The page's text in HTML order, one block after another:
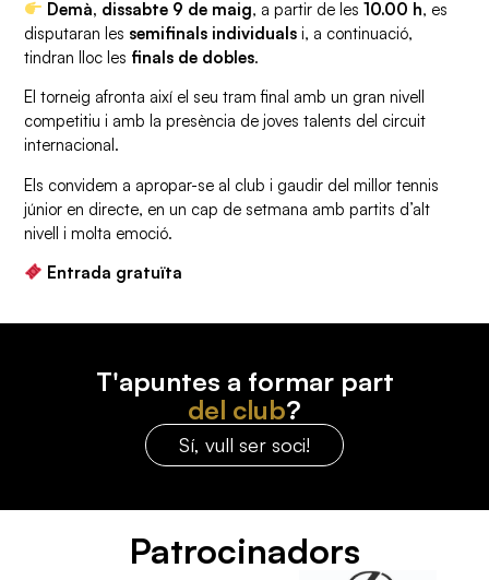
Demà, dissabte 9 de maig, a partir de les10.00 h, es
disputaran les semifinals individuals i, a continuació,
tindran lloc les finals de dobles.
El torneig afronta així el seu tram final amb un gran nivell
competitiu i amb la presència de joves talents del circuit
internacional.
Els convidem a apropar-se al club i gaudir del millor tennis
júnior en directe, en un cap de setmana amb partits d’alt
nivell i molta emoció.
Entrada gratuïta
T'apuntes a formar part
del club?
Sí, vull ser soci!
Patrocinadors